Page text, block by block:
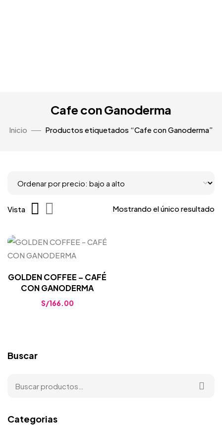
Cafe con Ganoderma
Inicio Productos etiquetados “Cafe con Ganoderma”
Mostrando el único resultado
Vista
GOLDEN COFFEE – CAFÉ
CON GANODERMA
S/166.00
Buscar
Categorias